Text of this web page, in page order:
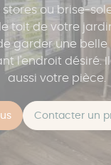
stores ou brise-
toit de votre
garder une belle
l'endroit désiré.
aussi votre pièce.
Contacter un